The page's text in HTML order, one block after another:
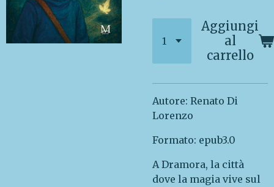
Aggiungi
al
carrello
Autore: Renato Di
Lorenzo
Formato: epub3.0
A Dramora, la città
dove la magia vive sul